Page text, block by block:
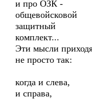
и про ОЗК -
общевойсковой
защитный
комплект...
Эти мысли
не просто так:
когда и слева,
и справа,